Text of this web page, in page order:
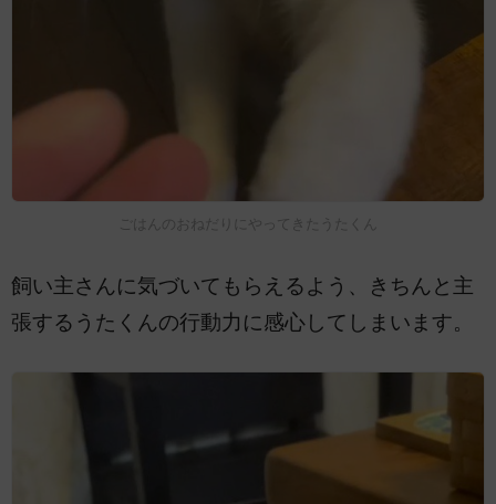
ごはんのおねだりにやってきたうたくん
飼い主さんに気づいてもらえるよう、きちんと主
張するうたくんの行動力に感心してしまいます。